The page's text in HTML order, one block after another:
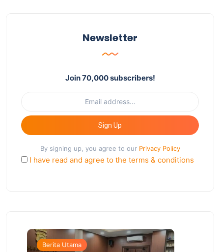
Newsletter
Join 70,000 subscribers!
Sign Up
By signing up, you agree to our Privacy Policy
I have read and agree to the terms & conditions
Berita Utama